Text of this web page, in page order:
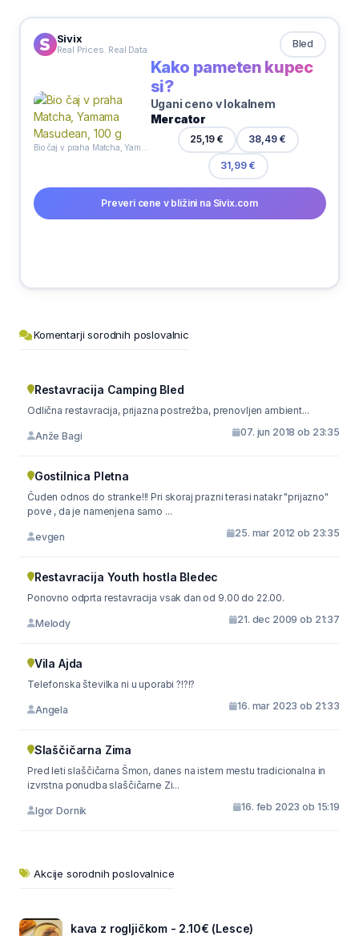
Sivix
Real Prices. Real Data Bled
Kako pameten kupec
si?
Ugani ceno v lokalnem
Mercator
25,19 € 38,49 €
31,99 €
Preveri cene v bližini na Sivix.com
Komentarji sorodnih poslovalnic
Restavracija Camping Bled
Odlična restavracija, prijazna postrežba, prenovljen ambient...
Anže Bagi 07. jun 2018 ob 23:35
Gostilnica Pletna
Čuden odnos do stranke!!! Pri skoraj prazni terasi natakr "prijazno"
pove , da je namenjena samo ...
evgen 25. mar 2012 ob 23:35
Restavracija Youth hostla Bledec
Ponovno odprta restavracija vsak dan od 9.00 do 22.00.
Melody 21. dec 2009 ob 21:37
Vila Ajda
Telefonska številka ni u uporabi ?!?!?
Angela 16. mar 2023 ob 21:33
Slaščičarna Zima
Pred leti slaščičarna Šmon, danes na istem mestu tradicionalna in
izvrstna ponudba slaščičarne Zi...
Igor Dornik 16. feb 2023 ob 15:19
Akcije sorodnih poslovalnice
kava z rogljičkom - 2.10€ (Lesce)